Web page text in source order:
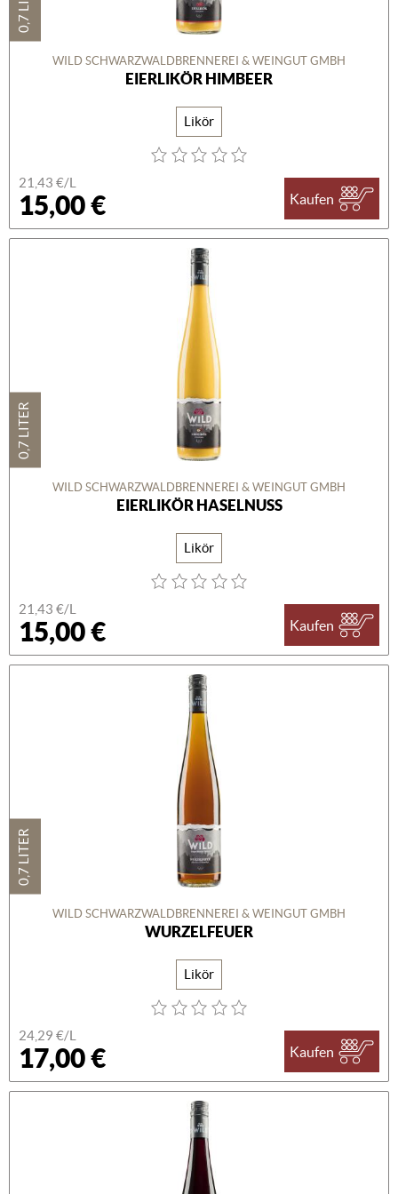
WILD SCHWARZWALDBRENNEREI & WEINGUT GMBH
EIERLIKÖR HIMBEER
Likör
21,43 €/L
15,00 € Kaufen
0,7 LITER
WILD SCHWARZWALDBRENNEREI & WEINGUT GMBH
EIERLIKÖR HASELNUSS
Likör
21,43 €/L
15,00 € Kaufen
0,7 LITER
WILD SCHWARZWALDBRENNEREI & WEINGUT GMBH
WURZELFEUER
Likör
24,29 €/L
17,00 € Kaufen